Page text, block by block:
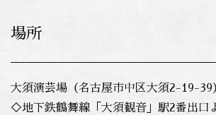
場所
大須演芸場（名古屋市中区大須2-19-39
◇地下鉄鶴舞線「大須観音」駅2番出口